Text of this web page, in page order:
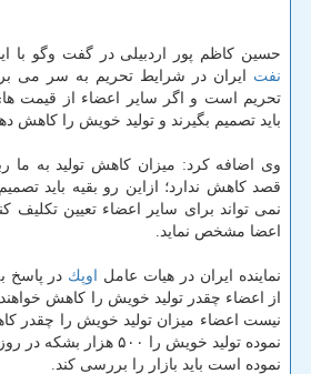
حسین كاظم پور اردبیلی در گفت وگو با
نفت ایران در شرایط تحریم به سر می
تحریم است و اگر سایر اعضاء از قیمت
باید تصمیم بگیرند و تولید خویش را كاهش
وی اضافه كرد: میزان كاهش تولید به ما
قصد كاهش ندارد؛ ازاین رو بقیه باید
نمی تواند برای سایر اعضاء تعیین تكلیف
اعضا مشخص نماید.
نماینده ایران در هیات عامل اوپك در پاسخ
از اعضاء چقدر تولید خویش را كاهش
نیست اعضاء میزان تولید خویش را چقدر
نموده تولید خویش را ۵۰۰
نموده است باید بازار را بررسی كند.